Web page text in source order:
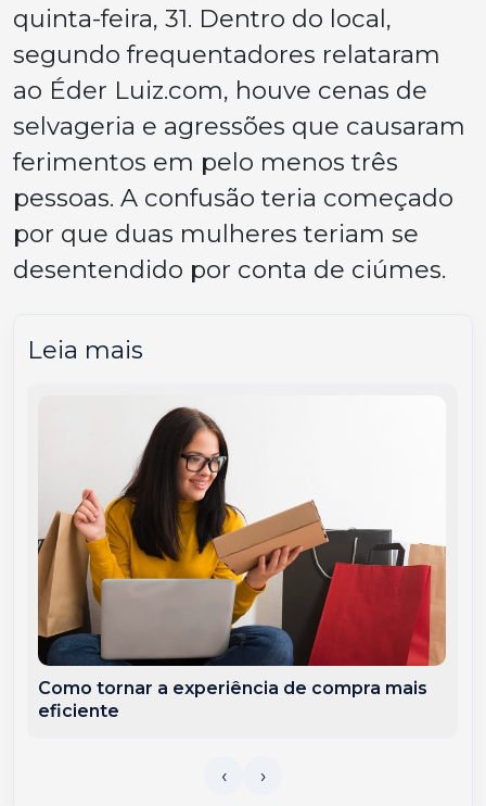
quinta-feira, 31. Dentro do local,
segundo frequentadores relataram
ao Éder Luiz.com, houve cenas de
selvageria e agressões que causaram
ferimentos em pelo menos três
pessoas. A confusão teria começado
por que duas mulheres teriam se
desentendido por conta de ciúmes.
Leia mais
Como tornar a experiência de compra mais
eficiente